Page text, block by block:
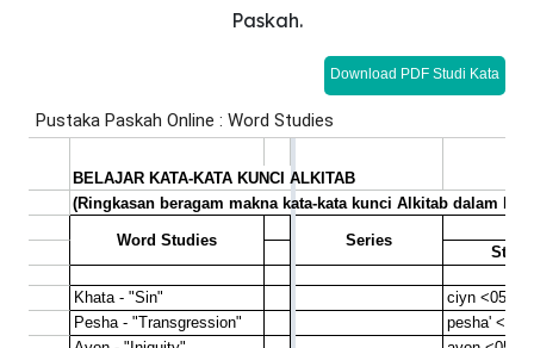
Paskah.
Download PDF Studi Kata